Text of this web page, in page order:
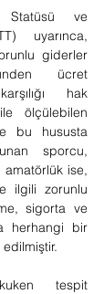
Statüsü ve
uyarınca,
giderler
ücret
hak
ölçülebilen
bu hususta
sporcu,
amatörlük ise,
ilgili zorunlu
sigorta ve
herhangi bir
edilmiştir.
tespit